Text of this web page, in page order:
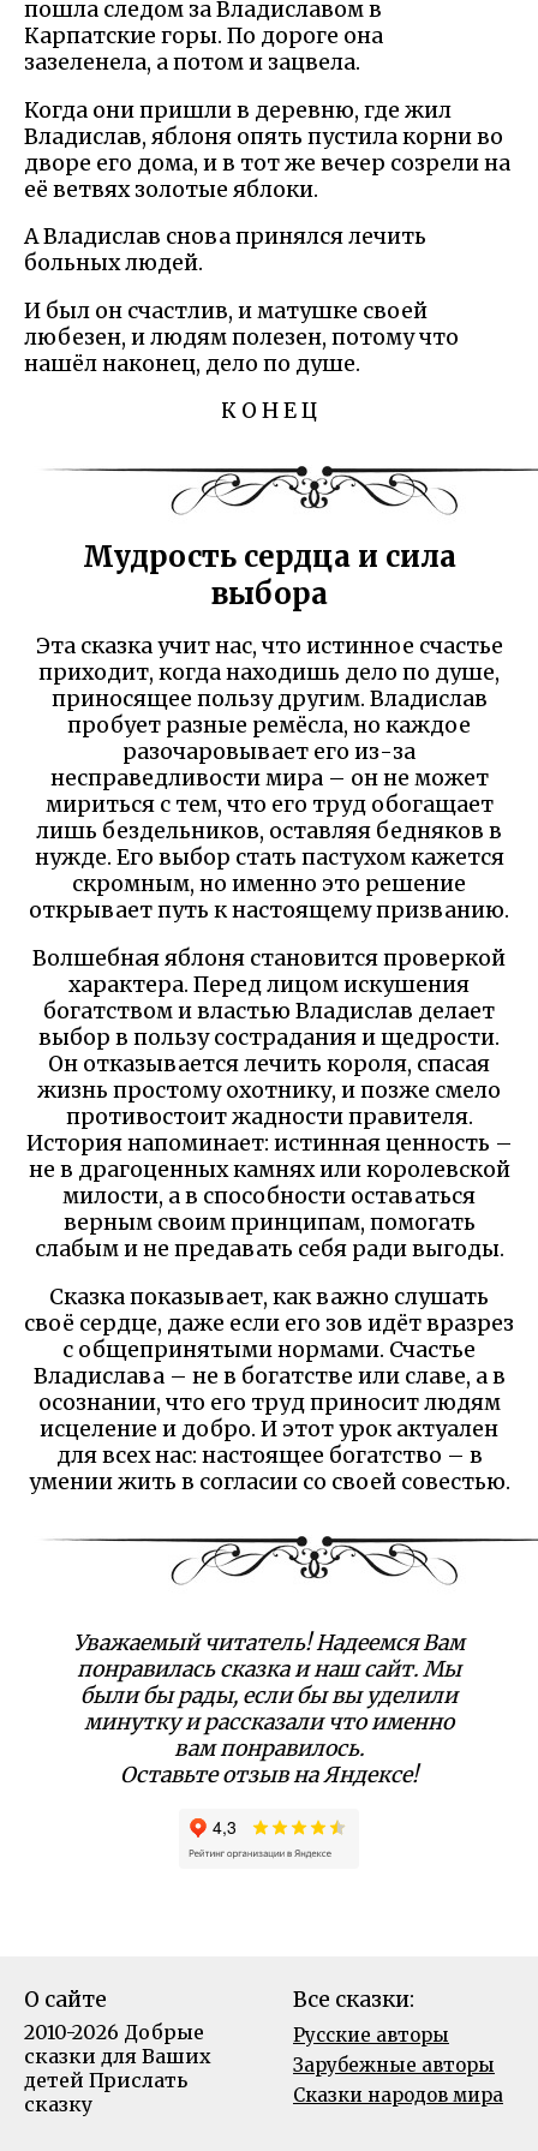
пошла следом за Владиславом в
Карпатские горы. По дороге она
зазеленела, а потом и зацвела.
Когда они пришли в деревню, где жил
Владислав, яблоня опять пустила корни во
дворе его дома, и в тот же вечер созрели на
её ветвях золотые яблоки.
А Владислав снова принялся лечить
больных людей.
И был он счастлив, и матушке своей
любезен, и людям полезен, потому что
нашёл наконец, дело по душе.
К О Н Е Ц
Мудрость сердца и сила
выбора
Эта сказка учит нас, что истинное счастье
приходит, когда находишь дело по душе,
приносящее пользу другим. Владислав
пробует разные ремёсла, но каждое
разочаровывает его из-за
несправедливости мира – он не может
мириться с тем, что его труд обогащает
лишь бездельников, оставляя бедняков в
нужде. Его выбор стать пастухом кажется
скромным, но именно это решение
открывает путь к настоящему призванию.
Волшебная яблоня становится проверкой
характера. Перед лицом искушения
богатством и властью Владислав делает
выбор в пользу сострадания и щедрости.
Он отказывается лечить короля, спасая
жизнь простому охотнику, и позже смело
противостоит жадности правителя.
История напоминает: истинная ценность –
не в драгоценных камнях или королевской
милости, а в способности оставаться
верным своим принципам, помогать
слабым и не предавать себя ради выгоды.
Сказка показывает, как важно слушать
своё сердце, даже если его зов идёт вразрез
с общепринятыми нормами. Счастье
Владислава – не в богатстве или славе, а в
осознании, что его труд приносит людям
исцеление и добро. И этот урок актуален
для всех нас: настоящее богатство – в
умении жить в согласии со своей совестью.
Уважаемый читатель! Надеемся Вам
понравилась сказка и наш сайт. Мы
были бы рады, если бы вы уделили
минутку и рассказали что именно
вам понравилось.
Оставьте отзыв на Яндексе!
О сайте
2010-2026 Добрые
сказки для Ваших
детей Прислать
сказку
Все сказки:
Русские авторы
Зарубежные авторы
Сказки народов мира